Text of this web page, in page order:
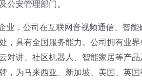
公安管理部门。
，公司在互联网音视频通信、智能
具有全国服务能力。公司拥有业
讲、社区机器人、智能家居等产
为马来西亚、新加坡、美国、英